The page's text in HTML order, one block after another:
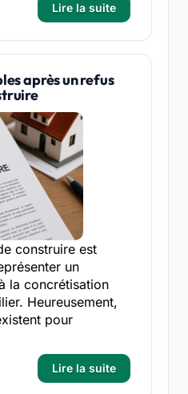
Lire la suite
après un refus
construire est
un
la concrétisation
Heureusement,
pour
Lire la suite